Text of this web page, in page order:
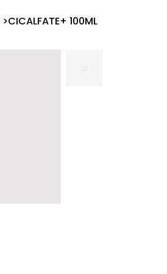
>CICALFATE+ 100ML